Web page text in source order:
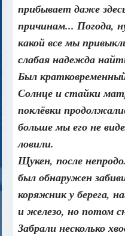
прибывает даже
причинам... Погода,
какой все мы
слабая надежда
Был
Солнце и стайки
поклёвки
больше мы его не
ловили.
Щукен, после
был обнаружен
коряжник у берега,
и железо, но потом
Забрали несколько